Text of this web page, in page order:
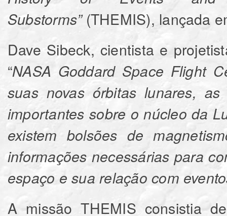
Substorms”(THEMIS), lançada
Dave Sibeck, cientista e
“NASA Goddard Space Flight
suas novas órbitas lunares,
importantes sobre o núcleo da
existem bolsões de
informações necessárias para
espaço e sua relação com
A missão THEMIS consistia